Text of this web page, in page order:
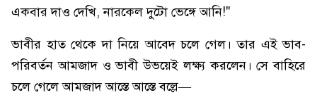
একবার দাও দেখি, নারকেল দুটো ভেঙ্গে আনি!"
ভাবীর হাত থেকে দা নিয়ে আবেদ চলে গেল। তার এই ভাব-
পরিবর্তন আমজাদ ও ভাবী উভয়েই লক্ষ্য করলেন। সে বাহিরে
চলে গেলে আমজাদ আস্তে আস্তে বল্লে—